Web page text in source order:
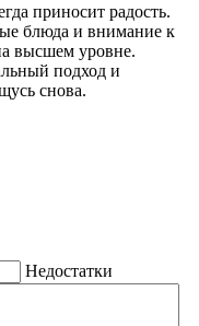
приносит радость.
блюда и внимание к
высшем уровне.
подход и
снова.
Недостатки